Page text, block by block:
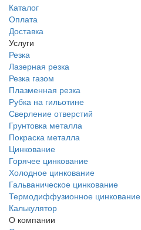
Каталог
Оплата
Доставка
Услуги
Резка
Лазерная резка
Резка газом
Плазменная резка
Рубка на гильотине
Сверление отверстий
Грунтовка металла
Покраска металла
Цинкование
Горячее цинкование
Холодное цинкование
Гальваническое цинкование
Термодиффузионное цинкование
Калькулятор
О компании